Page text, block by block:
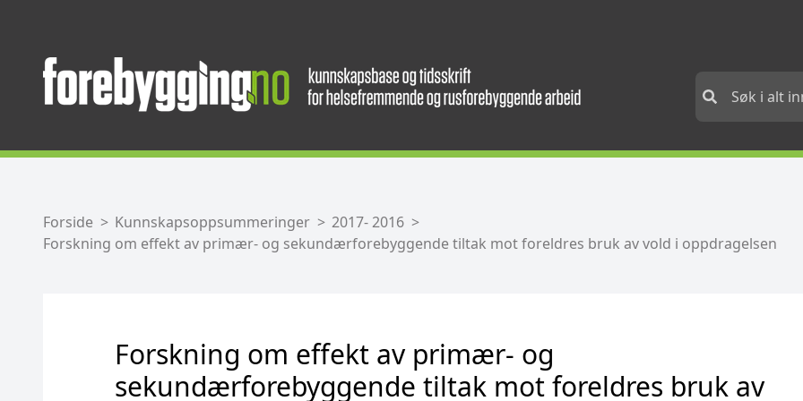
Forside Kunnskapsoppsummeringer
2017- 2016
Forskning om effekt av primær- og sekundærforebyggende tiltak mot foreldres bruk av vold i oppdragelsen
Forskning om effekt av primær- og
sekundærforebyggende tiltak mot foreldres bruk av